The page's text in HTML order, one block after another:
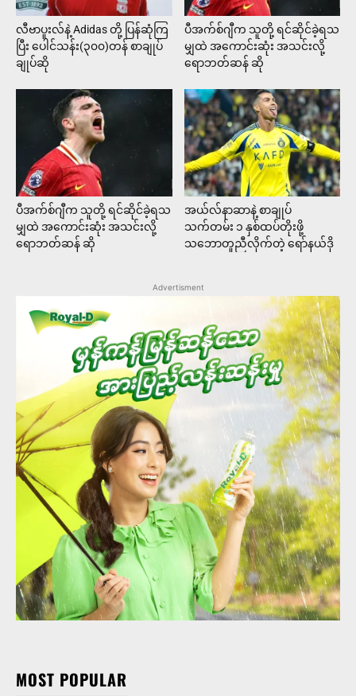
လီဗာပူးလ်နဲ့ Adidas တို့ ပြန်ဆုံကြ
ပြီး ပေါင်သန်း(၃၀၀)တန် စာချုပ်
ချုပ်ဆို
ပီအက်စ်ဂျီက သူတို့ ရင်ဆိုင်ခဲ့ရသ
မျှထဲ အကောင်းဆုံး အသင်းလို့
ရောဘတ်ဆန် ဆို
ပီအက်စ်ဂျီက သူတို့ ရင်ဆိုင်ခဲ့ရသ
မျှထဲ အကောင်းဆုံး အသင်းလို့
ရောဘတ်ဆန် ဆို
အယ်လ်နာဆာနဲ့ စာချုပ်
သက်တမ်း ၁ နှစ်ထပ်တိုးဖို့
သဘောတူညီလိုက်တဲ့ ရော်နယ်ဒို
Advertisment
MOST POPULAR